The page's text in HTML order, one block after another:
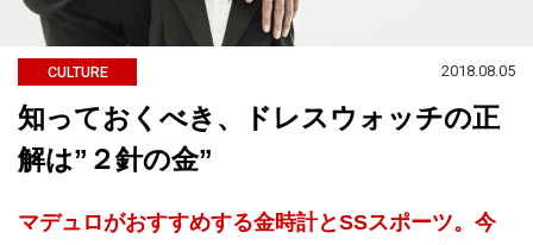
CULTURE 2018.08.05
知っておくべき、ドレスウォッチの正
解は”２針の金”
マデュロがおすすめする金時計とSSスポーツ。今